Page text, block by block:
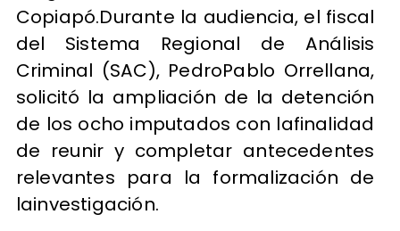
Copiapó.Durante la audiencia, el fiscal
del Sistema Regional de Análisis
Criminal (SAC), PedroPablo Orrellana,
solicitó la ampliación de la detención
de los ocho imputados con lafinalidad
de reunir y completar antecedentes
relevantes para la formalización de
lainvestigación.